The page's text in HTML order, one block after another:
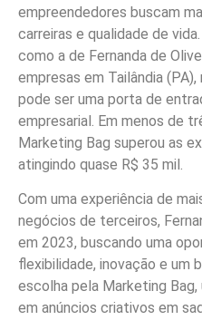
empreendedores buscam
carreiras e qualidade de
como a de Fernanda de
empresas em Tailândia
pode ser uma porta de
empresarial. Em menos de
Marketing Bag superou as
atingindo quase R$ 35 mil.
Com uma experiência de
negócios de terceiros,
em 2023, buscando uma
flexibilidade, inovação e um
escolha pela Marketing
em anúncios criativos em